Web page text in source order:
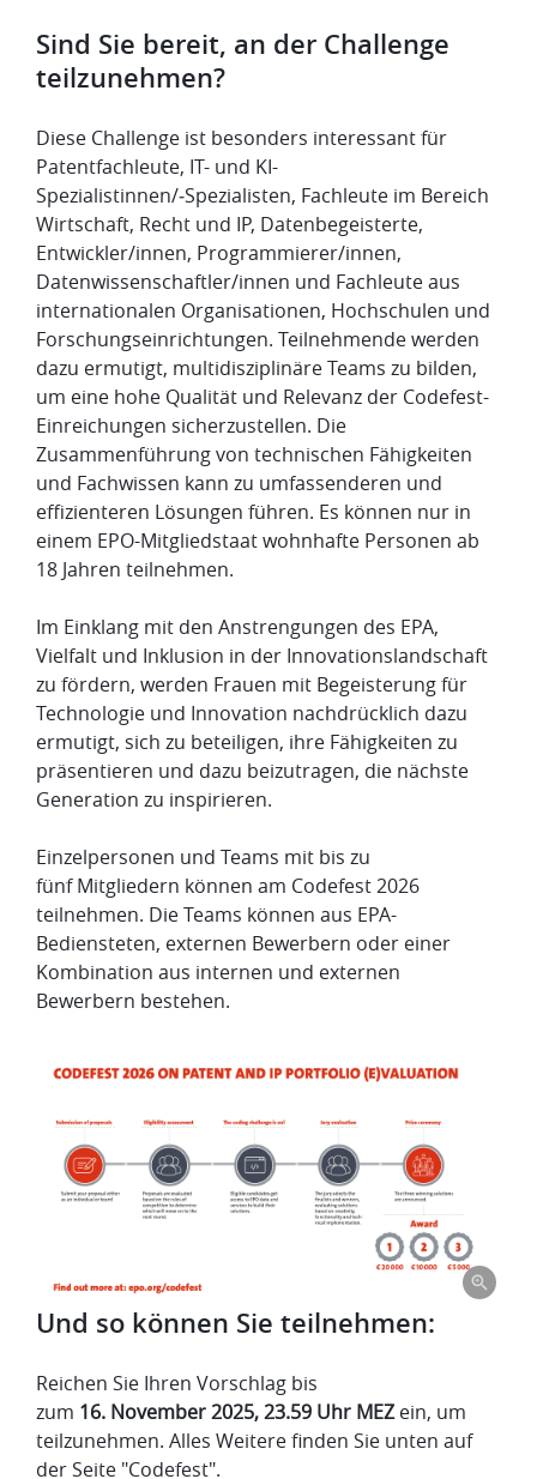
Sind Sie bereit, an der Challenge
teilzunehmen?
Diese Challenge ist besonders interessant für
Patentfachleute, IT- und KI-
Spezialistinnen/‑Spezialisten, Fachleute im Bereich
Wirtschaft, Recht und IP, Datenbegeisterte,
Entwickler/innen, Programmierer/innen,
Datenwissenschaftler/innen und Fachleute aus
internationalen Organisationen, Hochschulen und
Forschungseinrichtungen. Teilnehmende werden
dazu ermutigt, multidisziplinäre Teams zu bilden,
um eine hohe Qualität und Relevanz der Codefest-
Einreichungen sicherzustellen. Die
Zusammenführung von technischen Fähigkeiten
und Fachwissen kann zu umfassenderen und
effizienteren Lösungen führen. Es können nur in
einem EPO-Mitgliedstaat wohnhafte Personen ab
18 Jahren teilnehmen.
Im Einklang mit den Anstrengungen des EPA,
Vielfalt und Inklusion in der Innovationslandschaft
zu fördern, werden Frauen mit Begeisterung für
Technologie und Innovation nachdrücklich dazu
ermutigt, sich zu beteiligen, ihre Fähigkeiten zu
präsentieren und dazu beizutragen, die nächste
Generation zu inspirieren.
Einzelpersonen und Teams mit bis zu
fünf Mitgliedern können am Codefest 2026
teilnehmen. Die Teams können aus EPA-
Bediensteten, externen Bewerbern oder einer
Kombination aus internen und externen
Bewerbern bestehen.
Und so können Sie teilnehmen:
Reichen Sie Ihren Vorschlag bis
zum 16. November 2025, 23.59 Uhr MEZein, um
teilzunehmen. Alles Weitere finden Sie unten auf
der Seite "Codefest".